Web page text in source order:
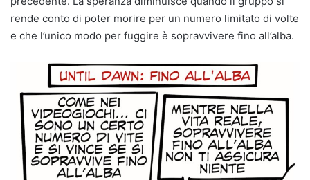
rende conto di poter morire per un numero limitato di volte
e che l’unico modo per fuggire è sopravvivere fino all’alba.